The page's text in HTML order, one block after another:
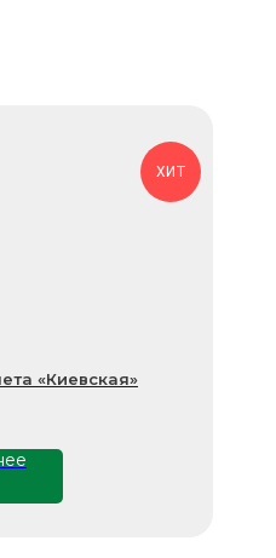
ХИТ
«Киевская»